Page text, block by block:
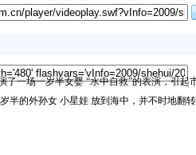
一场一岁半女婴 “水中自救”的表演，引起
半的外孙女 小星娃 放到海中，并不时地翻